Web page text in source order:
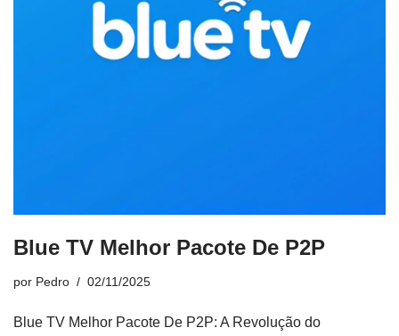
Blue TV Melhor Pacote De P2P
por Pedro 02/11/2025
Blue TV Melhor Pacote De P2P: A Revolução do